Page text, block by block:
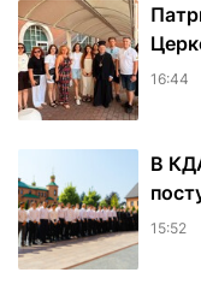
16:44
В
15:52